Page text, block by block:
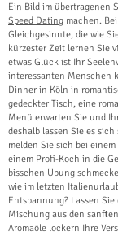
Ein Bild im übertragenen
Speed Dating machen.
Gleichgesinnte, die wie
kürzester Zeit lernen Sie
etwas Glück ist Ihr
interessanten Menschen
Dinner in Köln in
gedeckter Tisch, eine
Menü erwarten Sie und
deshalb lassen Sie es
melden Sie sich bei einem
einem Profi-Koch in die
bisschen Übung
wie im letzten
Entspannung? Lassen
Mischung aus den
Aromaöle lockern Ihre